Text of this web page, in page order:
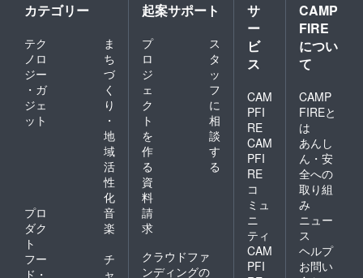
カテゴリー
テク
ノロ
ジー
・ガ
ジェ
ット
ま
ち
づ
く
り
・
地
域
活
性
化
プロ
ダク
ト
音
楽
フー
ド・
チ
ャ
起案サポート
プ
ロ
ジ
ェ
ク
ト
を
作
る
ス
タ
ッ
フ
に
相
談
す
る
資
料
請
求
クラウドファ
ンディングの
サ
ー
ビ
ス
CAM
PFI
RE
CAM
PFI
RE
コ
ミュ
ニ
ティ
CAM
PFI
CAMP
FIRE
につい
て
CAMP
FIREと
は
あんし
ん・安
全への
取り組
み
ニュー
ス
ヘルプ
お問い